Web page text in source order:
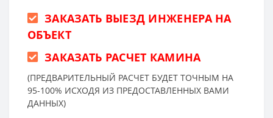
ЗАКАЗАТЬ ВЫЕЗД ИНЖЕНЕРА НА
ОБЪЕКТ
ЗАКАЗАТЬ РАСЧЕТ КАМИНА
(ПРЕДВАРИТЕЛЬНЫЙ РАСЧЕТ БУДЕТ ТОЧНЫМ НА
95-100% ИСХОДЯ ИЗ ПРЕДОСТАВЛЕННЫХ ВАМИ
ДАННЫХ)